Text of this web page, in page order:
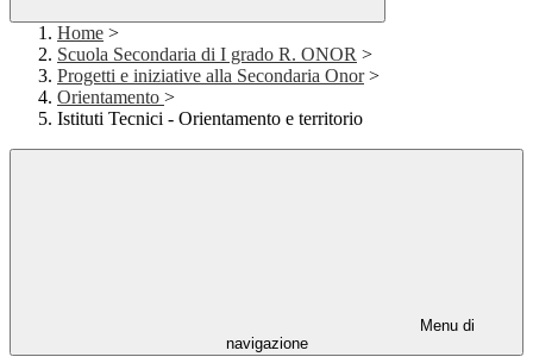
Home >
Scuola Secondaria di I grado R. ONOR >
Progetti e iniziative alla Secondaria Onor >
Orientamento >
Istituti Tecnici - Orientamento e territorio
Menu di
navigazione